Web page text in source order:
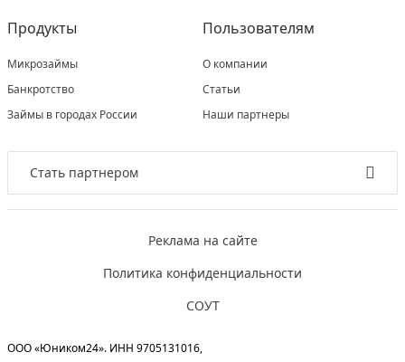
Продукты
Микрозаймы
Банкротство
Займы в городах России
Пользователям
О компании
Статьи
Наши партнеры
Стать партнером
Реклама на сайте
Политика конфиденциальности
СОУТ
ООО «Юником24». ИНН 9705131016,